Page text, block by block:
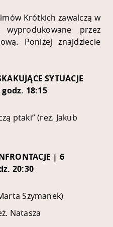
Krótkich zawalczą w
przez
Poniżej znajdziecie
SYTUACJE
18:15
ptaki” (reż. Jakub
| 6
20:30
Szymanek)
Natasza